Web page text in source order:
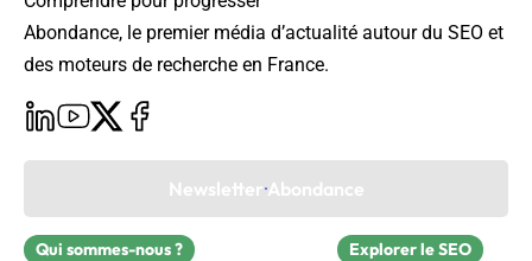
Abondance, le premier média d’actualité autour du SEO et
des moteurs de recherche en France.
Newsletter Abondance
Qui sommes-nous ? Explorer le SEO